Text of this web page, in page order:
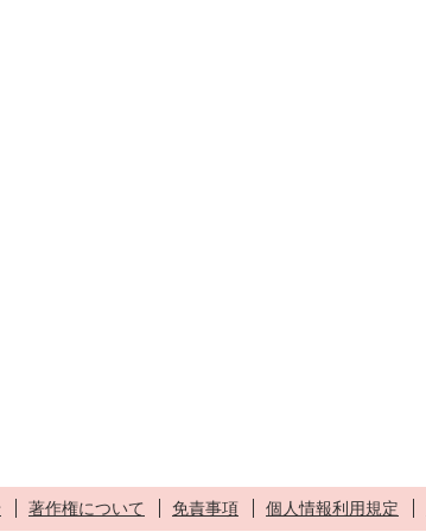
著作権について 免責事項 個人情報利用規定